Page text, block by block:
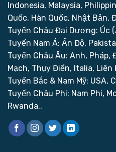
Indonesia, Malaysia,
Quốc, Hàn Quốc, Nhật Bản,
Tuyến Châu Đại Dương: Úc
Tuyến Nam Á: Ấn Độ,
Tuyến Châu Âu: Anh, Pháp,
Mạch, Thụy Điển, Italia, Liên
Tuyến Bắc & Nam Mỹ: USA,
Tuyến Châu Phi: Nam Phi,
Rwanda,.